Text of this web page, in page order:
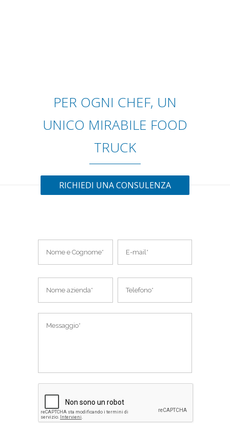
PER OGNI CHEF, UN
UNICO MIRABILE FOOD
TRUCK
RICHIEDI UNA CONSULENZA